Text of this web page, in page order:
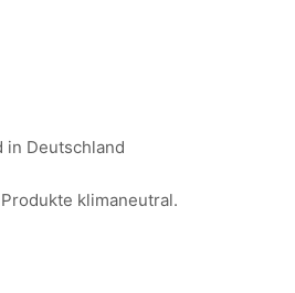
in Deutschland
klimaneutral.